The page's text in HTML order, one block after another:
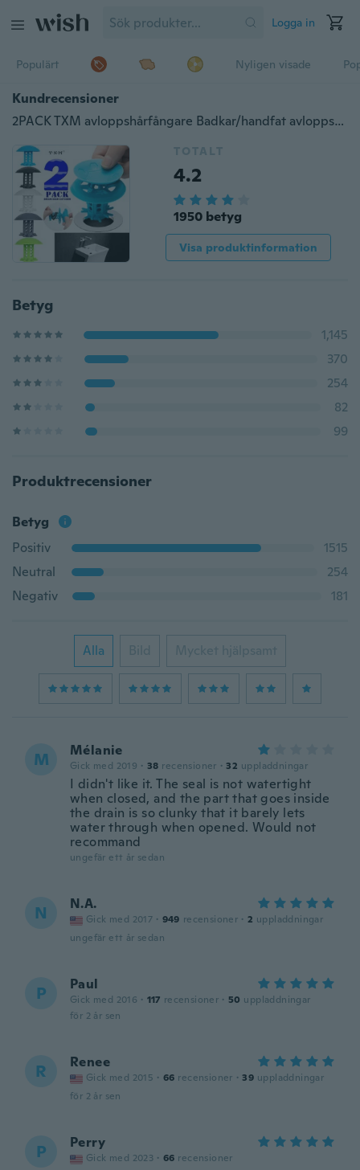
Logga in
Populärt Nyligen visade
Kundrecensioner
2PACK TXM avloppshårfångare Badkar/handfat avloppshårfångare, 2 i 1 badkarsavloppsskydd för dusch
TOTALT
4.2
1950 betyg
Visa produktinformation
Betyg
1,145
370
254
82
99
Produktrecensioner
Betyg
Positiv
1515
Neutral
254
Negativ
181
Alla Bild Mycket hjälpsamt
M Mélanie
Gick med 2019 · 38 recensioner · 32 uppladdningar
I didn't like it. The seal is not watertight
when closed, and the part that goes inside
the drain is so clunky that it barely lets
water through when opened. Would not
recommand
ungefär ett år sedan
N N.A.
Gick med 2017 · 949 recensioner · 2 uppladdningar
ungefär ett år sedan
P Paul
Gick med 2016 · 117 recensioner · 50 uppladdningar
för 2 år sen
R Renee
Gick med 2015 · 66 recensioner · 39 uppladdningar
för 2 år sen
P Perry
Gick med 2023 · 66 recensioner